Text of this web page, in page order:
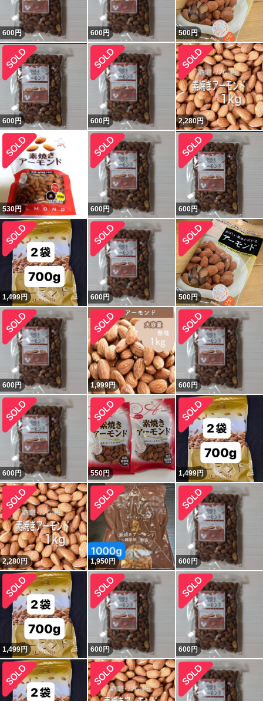
600円 600円 500円
600円 600円 2,280円
530円 600円 600円
1,499円 600円 500円
600円 1,999円 600円
600円 550円 1,499円
2,280円 1,950円 600円
1,499円 600円 600円